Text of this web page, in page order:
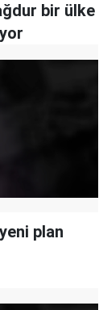
bir ülke
plan